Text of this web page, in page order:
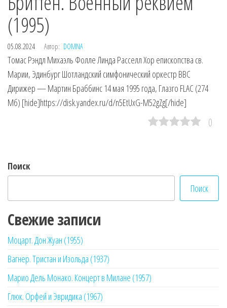
(1995)
05.08.2024 Автор: DOMNA
Томас Рэндл Михаэль Фолле Линда Расселл Хор епископства св.
Марии, Эдинбург Шотландский симфонический оркестр BBC
Дирижер — Мартин Браббинс 14 мая 1995 года, Глазго FLAC (274
Мб) [hide]https://disk.yandex.ru/d/n5EtUxG-M52gZg[/hide]
0
Поиск
Поиск
Свежие записи
Моцарт. Дон Жуан (1955)
Вагнер. Тристан и Изольда (1937)
Марио Дель Монако. Концерт в Милане (1957)
Глюк. Орфей и Эвридика (1967)